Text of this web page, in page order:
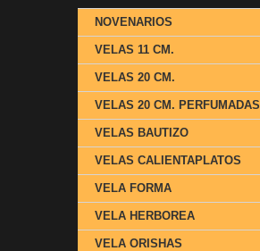
NOVENARIOS
VELAS 11 CM.
VELAS 20 CM.
VELAS 20 CM. PERFUMADAS
VELAS BAUTIZO
VELAS CALIENTAPLATOS
VELA FORMA
VELA HERBOREA
VELA ORISHAS